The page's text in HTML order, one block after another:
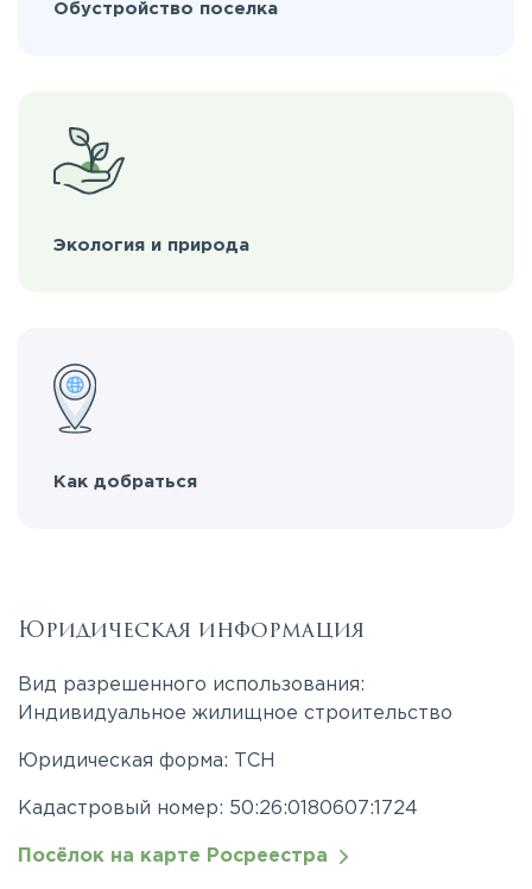
Обустройство поселка
Экология и природа
Как добраться
Юридическая информация
Вид разрешенного использования:
Индивидуальное жилищное строительство
Юридическая форма: ТСН
Кадастровый номер: 50:26:0180607:1724
Посёлок на карте Росреестра